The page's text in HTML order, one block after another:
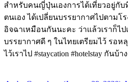
สำหรับคนญี่ปุ่นเองการได้เที่ยวอยู่กับ
ตนเอง ได้เปลี่ยนบรรยากาศไปตามโ
อิจฉาเหมือนกันนะคะ ว่าแล้วเราก็ไป
บรรยากาศดี ๆ ในไทยเตรียมไว้ รอห
ไว้เราไป #staycation #hotelstay กันบ้า